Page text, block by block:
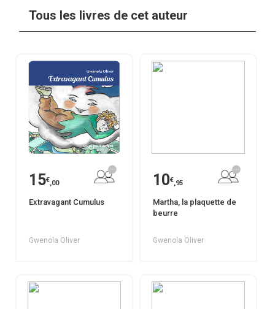
Tous les livres de cet auteur
15€,00
Extravagant Cumulus
Gwenola Oliver
10€,95
Martha, la plaquette de
beurre
Gwenola Oliver